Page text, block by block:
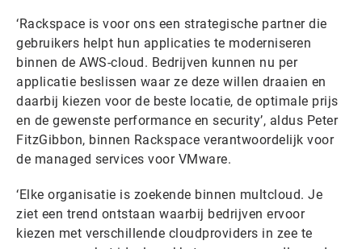
‘Rackspace is voor ons een strategische partner die
gebruikers helpt hun applicaties te moderniseren
binnen de AWS-cloud. Bedrijven kunnen nu per
applicatie beslissen waar ze deze willen draaien en
daarbij kiezen voor de beste locatie, de optimale prijs
en de gewenste performance en security’, aldus Peter
FitzGibbon, binnen Rackspace verantwoordelijk voor
de managed services voor VMware.
‘Elke organisatie is zoekende binnen multcloud. Je
ziet een trend ontstaan waarbij bedrijven ervoor
kiezen met verschillende cloudproviders in zee te